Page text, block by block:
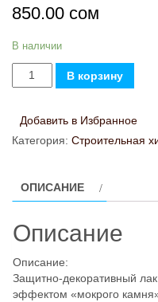
850.00 сом
В наличии
Количество
товара
эффектом
камень",
В корзину
Добавить в Избранное
Категория: Строительная
ОПИСАНИЕ
Описание
Описание:
Защитно-декоративный
эффектом «мокрого